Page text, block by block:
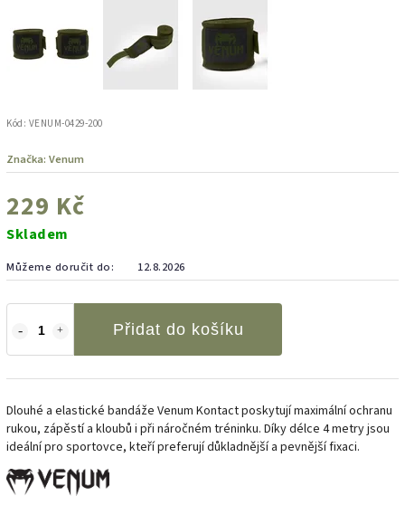
Kód: VENUM-0429-200
Značka: Venum
229 Kč
Skladem
Můžeme doručit do: 12.8.2026
Přidat do košíku
Dlouhé a elastické bandáže Venum Kontact poskytují maximální ochranu
rukou, zápěstí a kloubů i při náročném tréninku. Díky délce 4 metry jsou
ideální pro sportovce, kteří preferují důkladnější a pevnější fixaci.